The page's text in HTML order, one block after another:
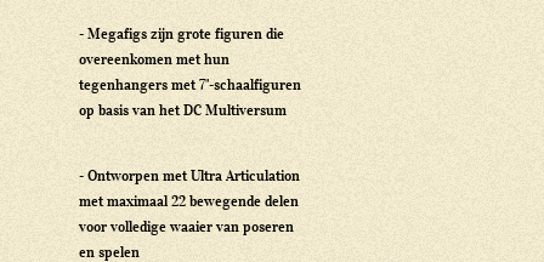
- Megafigs zijn grote figuren die
overeenkomen met hun
tegenhangers met 7"-schaalfiguren
op basis van het DC Multiversum
- Ontworpen met Ultra Articulation
met maximaal 22 bewegende delen
voor volledige waaier van poseren
en spelen